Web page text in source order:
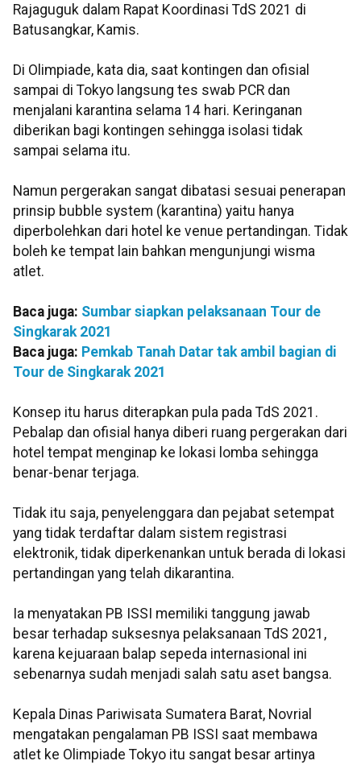
Rajaguguk dalam Rapat Koordinasi TdS 2021 di
Batusangkar, Kamis.
Di Olimpiade, kata dia, saat kontingen dan ofisial
sampai di Tokyo langsung tes swab PCR dan
menjalani karantina selama 14 hari. Keringanan
diberikan bagi kontingen sehingga isolasi tidak
sampai selama itu.
Namun pergerakan sangat dibatasi sesuai penerapan
prinsip bubble system (karantina) yaitu hanya
diperbolehkan dari hotel ke venue pertandingan. Tidak
boleh ke tempat lain bahkan mengunjungi wisma
atlet.
Baca juga: Sumbar siapkan pelaksanaan Tour de
Singkarak 2021
Baca juga: Pemkab Tanah Datar tak ambil bagian di
Tour de Singkarak 2021
Konsep itu harus diterapkan pula pada TdS 2021.
Pebalap dan ofisial hanya diberi ruang pergerakan dari
hotel tempat menginap ke lokasi lomba sehingga
benar-benar terjaga.
Tidak itu saja, penyelenggara dan pejabat setempat
yang tidak terdaftar dalam sistem registrasi
elektronik, tidak diperkenankan untuk berada di lokasi
pertandingan yang telah dikarantina.
Ia menyatakan PB ISSI memiliki tanggung jawab
besar terhadap suksesnya pelaksanaan TdS 2021,
karena kejuaraan balap sepeda internasional ini
sebenarnya sudah menjadi salah satu aset bangsa.
Kepala Dinas Pariwisata Sumatera Barat, Novrial
mengatakan pengalaman PB ISSI saat membawa
atlet ke Olimpiade Tokyo itu sangat besar artinya